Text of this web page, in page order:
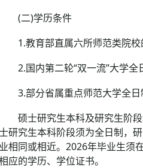
二)学历条件
教育部直属六所师范类院校
国内第二轮“双一流”大学全日
部分省属重点师范大学全日
士研究生本科及研究生阶段
研究生本科阶段须为全日制，
相同或相近。2026年毕业生须
应的学历、学位证书。